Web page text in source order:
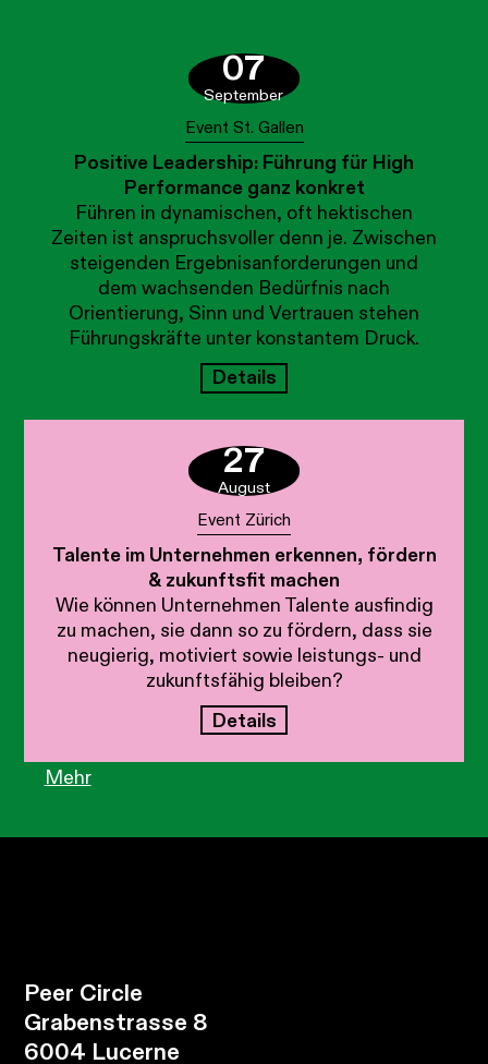
07
September
Event St. Gallen
Positive Leadership: Führung für High
Performance ganz konkret
Führen in dynamischen, oft hektischen
Zeiten ist anspruchsvoller denn je. Zwischen
steigenden Ergebnisanforderungen und
dem wachsenden Bedürfnis nach
Orientierung, Sinn und Vertrauen stehen
Führungskräfte unter konstantem Druck.
Details
27
August
Event Zürich
Talente im Unternehmen erkennen, fördern
& zukunftsfit machen
Wie können Unternehmen Talente ausfindig
zu machen, sie dann so zu fördern, dass sie
neugierig, motiviert sowie leistungs- und
zukunftsfähig bleiben?
Details
Mehr
Peer Circle
Grabenstrasse 8
6004 Lucerne